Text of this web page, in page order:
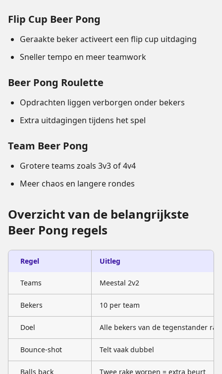
Flip Cup Beer Pong
Geraakte beker activeert een flip cup uitdaging
Sneller tempo en meer teamwork
Beer Pong Roulette
Opdrachten liggen verborgen onder bekers
Extra uitdagingen tijdens het spel
Team Beer Pong
Grotere teams zoals 3v3 of 4v4
Meer chaos en langere rondes
Overzicht van de belangrijkste
Beer Pong regels
Regel Uitleg
Teams Meestal 2v2
Bekers 10 per team
Doel Alle bekers van de tegenstander
Bounce-shot Telt vaak dubbel
Balls back Twee rake worpen = extra beurt